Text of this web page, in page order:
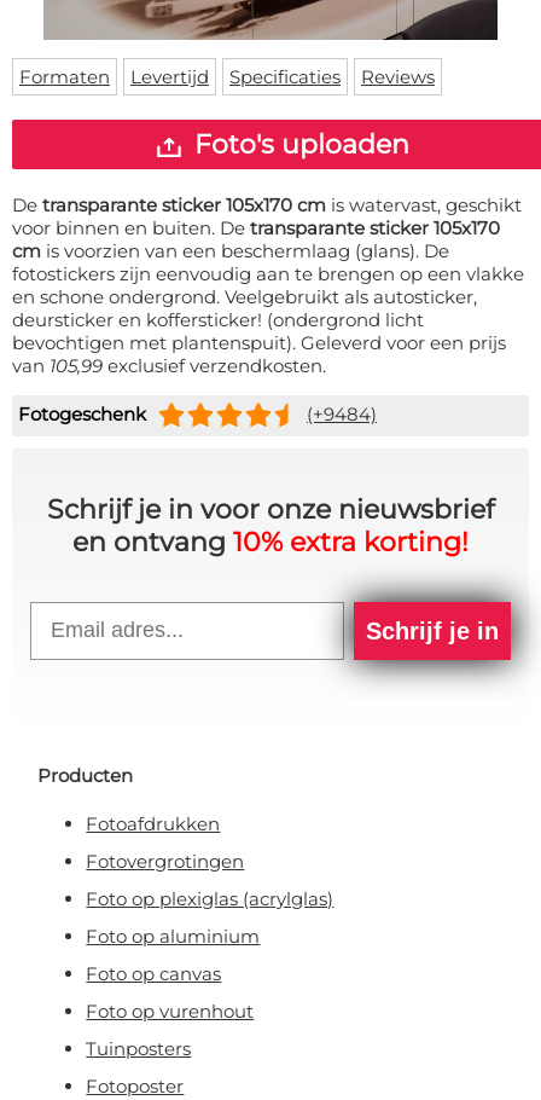
Vloermat
Skateboard deck
Levertijden
Inloggen
WhatsApp
Formaten Levertijd Specificaties Reviews
Foto's uploaden
De transparante sticker 105x170 cm is watervast, geschikt
voor binnen en buiten. De transparante sticker 105x170
cm is voorzien van een beschermlaag (glans). De
fotostickers zijn eenvoudig aan te brengen op een vlakke
en schone ondergrond. Veelgebruikt als autosticker,
deursticker en koffersticker! (ondergrond licht
bevochtigen met plantenspuit). Geleverd voor een prijs
van 105,99 exclusief verzendkosten.
Fotogeschenk (+9484)
Schrijf je in voor onze nieuwsbrief
en ontvang 10% extra korting!
Schrijf je in
Producten
Fotoafdrukken
Fotovergrotingen
Foto op plexiglas (acrylglas)
Foto op aluminium
Foto op canvas
Foto op vurenhout
Tuinposters
Fotoposter